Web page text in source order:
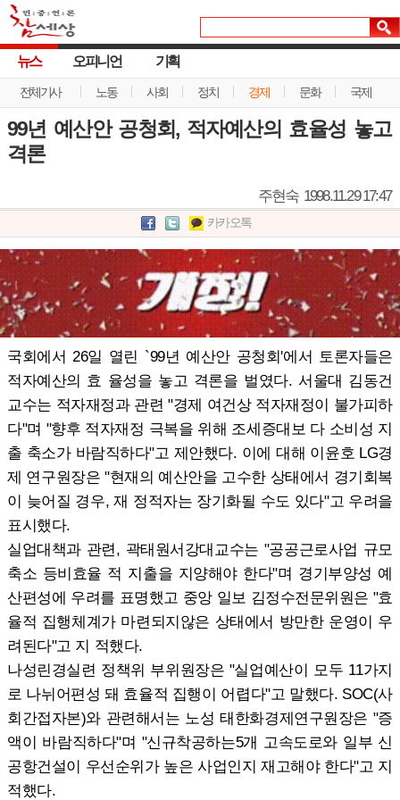
뉴스
전체기사 노동 사회 정치 경제 문화 국제
오피니언 기획
99년 예산안 공청회, 적자예산의 효율성 놓고
격론
주현숙 1998.11.29 17:47
카카오톡
국회에서 26일 열린 `99년 예산안 공청회'에서 토론자들은
적자예산의 효 율성을 놓고 격론을 벌였다. 서울대 김동건
교수는 적자재정과 관련 "경제 여건상 적자재정이 불가피하
다"며 "향후 적자재정 극복을 위해 조세증대보 다 소비성 지
출 축소가 바람직하다"고 제안했다. 이에 대해 이윤호 LG경
제 연구원장은 "현재의 예산안을 고수한 상태에서 경기회복
이 늦어질 경우, 재 정적자는 장기화될 수도 있다"고 우려을
표시했다.
실업대책과 관련, 곽태원서강대교수는 "공공근로사업 규모
축소 등비효율 적 지출을 지양해야 한다"며 경기부양성 예
산편성에 우려를 표명했고 중앙 일보 김정수전문위원은 "효
율적 집행체계가 마련되지않은 상태에서 방만한 운영이 우
려된다"고 지 적했다.
나성린경실련 정책위 부위원장은 "실업예산이 모두 11가지
로 나뉘어편성 돼 효율적 집행이 어렵다"고 말했다. SOC(사
회간접자본)와 관련해서는 노성 태한화경제연구원장은 "증
액이 바람직하다"며 "신규착공하는5개 고속도로와 일부 신
공항건설이 우선순위가 높은 사업인지 재고해야 한다"고 지
적했다.